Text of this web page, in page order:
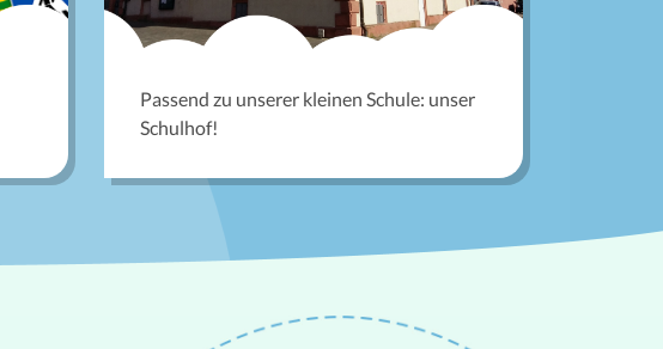
Passend zu unserer kleinen Schule: unser
Schulhof!